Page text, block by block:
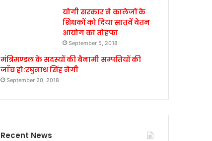
योगी सरकार ने कालेजों के
शिक्षकों को दिया सातवें वेतन
आयोग का तोहफा
September 5, 2018
मंत्रिमण्डल के सदस्यों की बैनामी सम्पत्तियों की
जाँच हो:रघुनाथ सिंह नेगी
September 20, 2018
Recent News